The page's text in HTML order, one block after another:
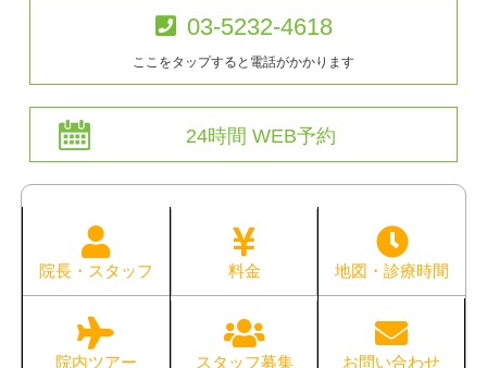
03-5232-4618
ここをタップすると電話がかかります
24時間 WEB予約
院長・スタッフ 料金 地図・診療時間
院内ツアー スタッフ募集 お問い合わせ